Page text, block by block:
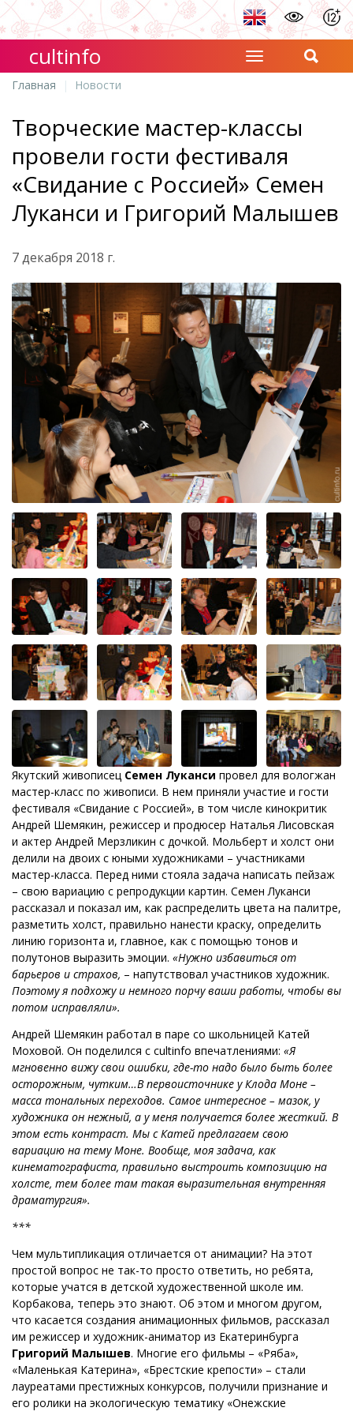
cultinfo
Главная Новости
Творческие мастер-классы
провели гости фестиваля
«Свидание с Россией» Семен
Луканси и Григорий Малышев
7 декабря 2018 г.
Якутский живописец Семен Луканси провел для вологжан
мастер-класс по живописи. В нем приняли участие и гости
фестиваля «Свидание с Россией», в том числе кинокритик
Андрей Шемякин, режиссер и продюсер Наталья Лисовская
и актер Андрей Мерзликин с дочкой. Мольберт и холст они
делили на двоих с юными художниками – участниками
мастер-класса. Перед ними стояла задача написать пейзаж
– свою вариацию с репродукции картин. Семен Луканси
рассказал и показал им, как распределить цвета на палитре,
разметить холст, правильно нанести краску, определить
линию горизонта и, главное, как с помощью тонов и
полутонов выразить эмоции. «Нужно избавиться от
барьеров и страхов, – напутствовал участников художник.
Поэтому я подхожу и немного порчу ваши работы, чтобы вы
потом исправляли».
Андрей Шемякин работал в паре со школьницей Катей
Моховой. Он поделился с cultinfo впечатлениями: «Я
мгновенно вижу свои ошибки, где-то надо было быть более
осторожным, чутким…В первоисточнике у Клода Моне –
масса тональных переходов. Самое интересное – мазок, у
художника он нежный, а у меня получается более жесткий. В
этом есть контраст. Мы с Катей предлагаем свою
вариацию на тему Моне. Вообще, моя задача, как
кинематографиста, правильно выстроить композицию на
холсте, тем более там такая выразительная внутренняя
драматургия».
***
Чем мультипликация отличается от анимации? На этот
простой вопрос не так-то просто ответить, но ребята,
которые учатся в детской художественной школе им.
Корбакова, теперь это знают. Об этом и многом другом,
что касается создания анимационных фильмов, рассказал
им режиссер и художник-аниматор из Екатеринбурга
Григорий Малышев. Многие его фильмы – «Ряба»,
«Маленькая Катерина», «Брестские крепости» – стали
лауреатами престижных конкурсов, получили признание и
его ролики на экологическую тематику «Онежские